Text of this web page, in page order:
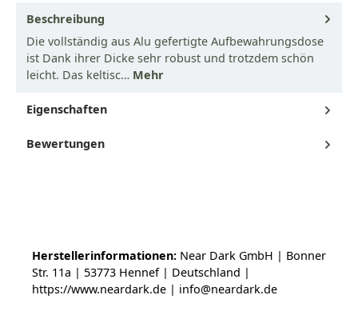
Beschreibung
Die vollständig aus Alu gefertigte Aufbewahrungsdose
ist Dank ihrer Dicke sehr robust und trotzdem schön
leicht. Das keltisc… Mehr
Eigenschaften
Bewertungen
Herstellerinformationen: Near Dark GmbH | Bonner
Str. 11a | 53773 Hennef | Deutschland |
https://www.neardark.de | info@neardark.de